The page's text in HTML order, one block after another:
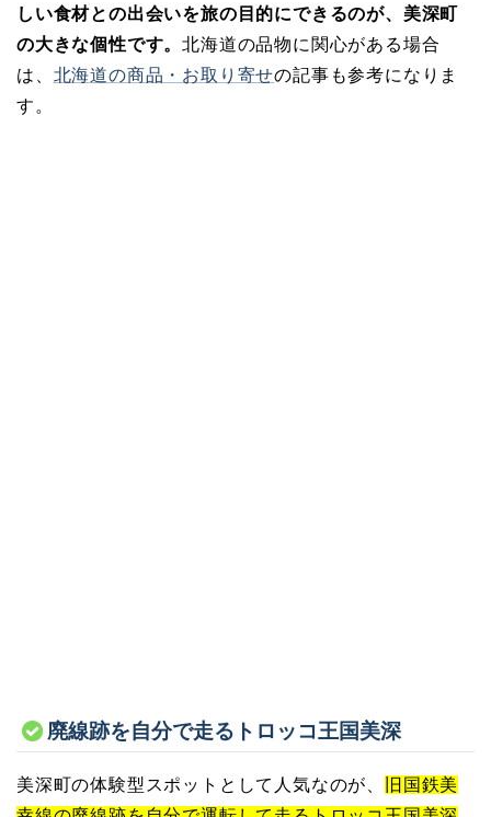
しい食材との出会いを旅の目的にできるのが、美深町
の大きな個性です。北海道の品物に関心がある場合
は、 北海道の商品・お取り寄せの記事も参考になりま
す。
廃線跡を自分で走るトロッコ王国美深
美深町の体験型スポットとして人気なのが、
旧国鉄美